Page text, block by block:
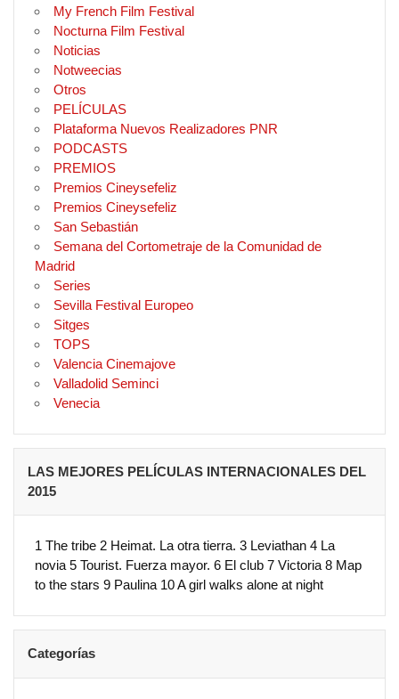
My French Film Festival
Nocturna Film Festival
Noticias
Notweecias
Otros
PELÍCULAS
Plataforma Nuevos Realizadores PNR
PODCASTS
PREMIOS
Premios Cineysefeliz
Premios Cineysefeliz
San Sebastián
Semana del Cortometraje de la Comunidad de
Madrid
Series
Sevilla Festival Europeo
Sitges
TOPS
Valencia Cinemajove
Valladolid Seminci
Venecia
LAS MEJORES PELÍCULAS INTERNACIONALES DEL
2015
1 The tribe 2 Heimat. La otra tierra. 3 Leviathan 4 La
novia 5 Tourist. Fuerza mayor. 6 El club 7 Victoria 8 Map
to the stars 9 Paulina 10 A girl walks alone at night
Categorías